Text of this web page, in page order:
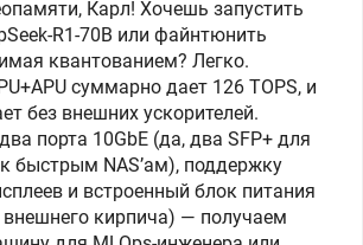
Карл! Хочешь запустить
R1-70B или файнтюнить
квантованием? Легко.
суммарно дает 126 TOPS, и
без внешних ускорителей.
порта 10GbE (да, два SFP+ для
быстрым NAS’ам), поддержку
и встроенный блок питания
внешнего кирпича) — получаем